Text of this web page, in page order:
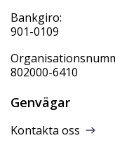
Bankgiro:
901-0109
802000-6410
Genvägar
Kontakta oss